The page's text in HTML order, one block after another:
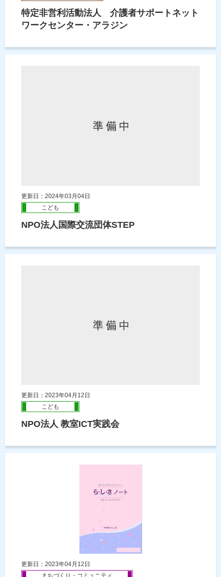
特定非営利活動法人 介護者サポートネット
ワークセンター・アラジン
更新日：2024年03月04日
こども
NPO法人国際交流団体STEP
更新日：2023年04月12日
こども
NPO法人 教室ICT実践会
更新日：2023年04月12日
まちづくり・コミュニティ